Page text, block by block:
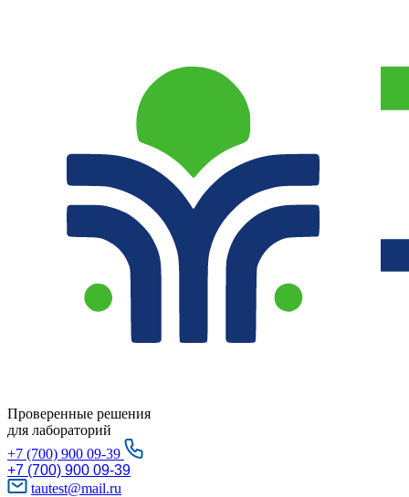
Проверенные решения
для лабораторий
+7 (700) 900 09-39
+7 (700) 900 09-39
tautest@mail.ru